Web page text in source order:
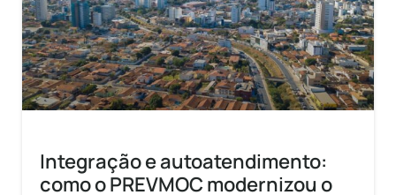
Integração e autoatendimento:
como o PREVMOC modernizou o